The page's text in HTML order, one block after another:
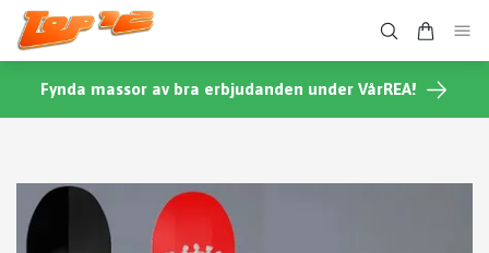
Fynda massor av bra erbjudanden under VårREA!